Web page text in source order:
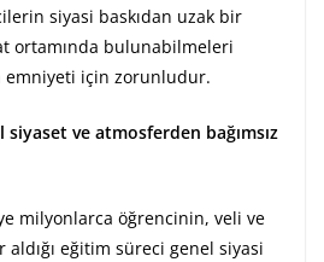
siyasi baskıdan uzak bir
ortamında bulunabilmeleri
emniyeti için zorunludur.
ve atmosferden bağımsız
milyonlarca öğrencinin, veli ve
eğitim süreci genel siyasi